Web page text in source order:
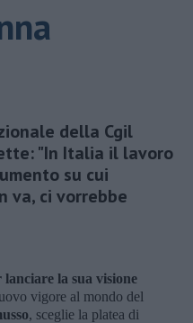
della Cgil
"In Italia il lavoro
su cui
va, ci vorrebbe
lanciare la sua visione
vigore al mondo del
, sceglie la platea di